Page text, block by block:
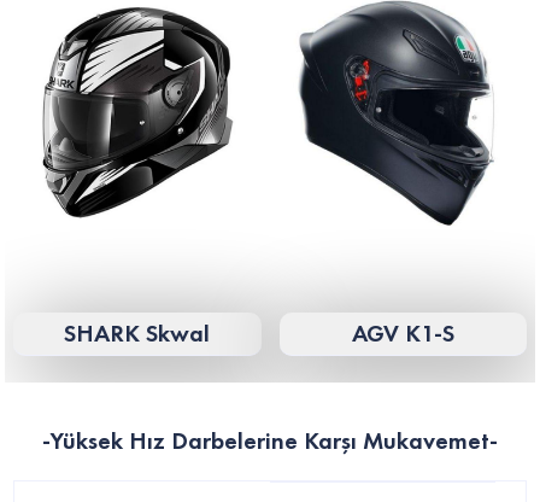
SHARK Skwal AGV K1-S
-Yüksek Hız Darbelerine Karşı Mukavemet-